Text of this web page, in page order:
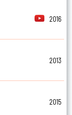
2016
2013
2015